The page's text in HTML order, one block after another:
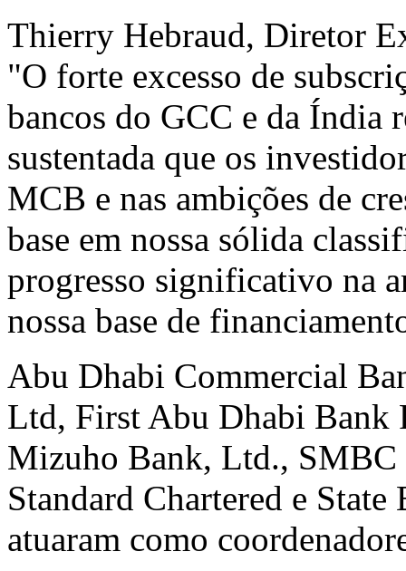
Thierry Hebraud, Diretor
"O forte excesso de
bancos do GCC e da Índia
sustentada que os
MCB e nas ambições de
base em nossa sólida
progresso significativo na
nossa base de
Abu Dhabi Commercial
Ltd, First Abu Dhabi Bank
Mizuho Bank, Ltd.,
Standard Chartered e
atuaram como